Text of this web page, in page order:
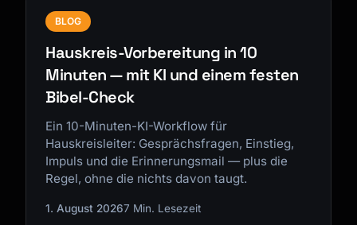
BLOG
Hauskreis-Vorbereitung in 10
Minuten — mit KI und einem festen
Bibel-Check
Ein 10-Minuten-KI-Workflow für
Hauskreisleiter: Gesprächsfragen, Einstieg,
Impuls und die Erinnerungsmail — plus die
Regel, ohne die nichts davon taugt.
1. August 20267 Min. Lesezeit